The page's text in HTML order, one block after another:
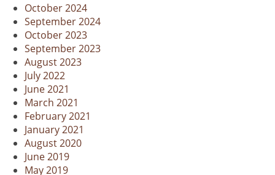
October 2024
September 2024
October 2023
September 2023
August 2023
July 2022
June 2021
March 2021
February 2021
January 2021
August 2020
June 2019
May 2019